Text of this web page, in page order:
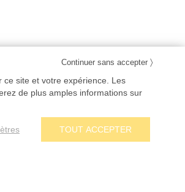
AJOUTER AU PANIER
Continuer sans accepter 〉
site et votre expérience. Les
de plus amples informations sur
TOUT ACCEPTER